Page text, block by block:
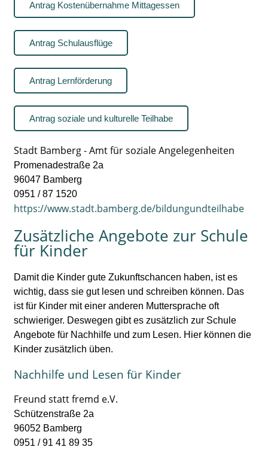
Antrag Kostenübernahme Mittagessen
Antrag Schulausflüge
Antrag Lernförderung
Antrag soziale und kulturelle Teilhabe
Stadt Bamberg - Amt für soziale Angelegenheiten
Promenadestraße 2a
96047 Bamberg
0951 / 87 1520
https://www.stadt.bamberg.de/bildungundteilhabe
Zusätzliche Angebote zur Schule
für Kinder
Damit die Kinder gute Zukunftschancen haben, ist es
wichtig, dass sie gut lesen und schreiben können. Das
ist für Kinder mit einer anderen Muttersprache oft
schwieriger. Deswegen gibt es zusätzlich zur Schule
Angebote für Nachhilfe und zum Lesen. Hier können die
Kinder zusätzlich üben.
Nachhilfe und Lesen für Kinder
Freund statt fremd e.V.
Schützenstraße 2a
96052 Bamberg
0951 / 91 41 89 35